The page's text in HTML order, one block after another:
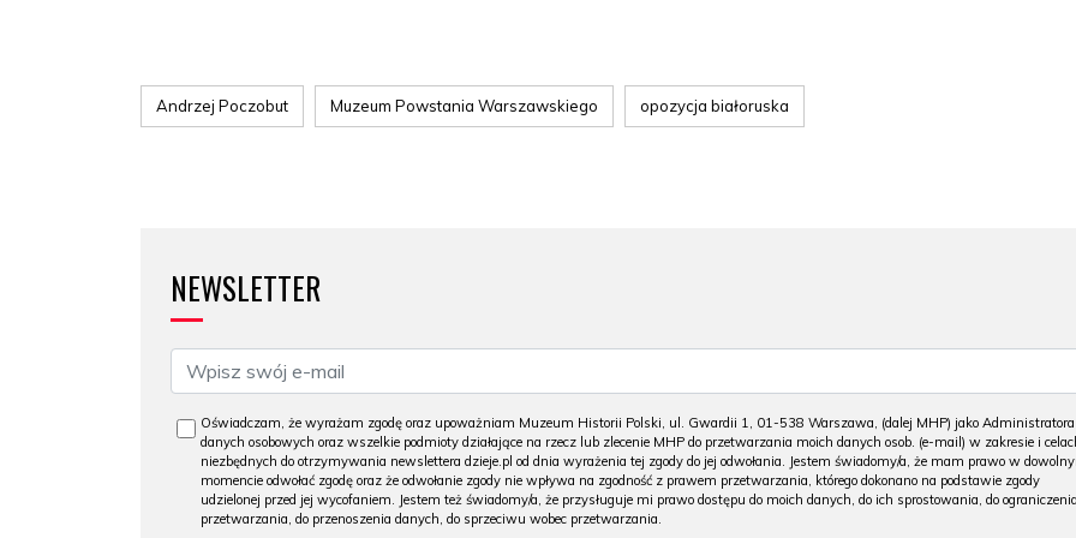
Andrzej Poczobut Muzeum Powstania Warszawskiego opozycja białoruska
NEWSLETTER
Oświadczam, że wyrażam zgodę oraz upoważniam Muzeum Historii Polski, ul. Gwardii 1, 01-538 Warszawa, (dalej MHP) jako Administratora
danych osobowych oraz wszelkie podmioty działające na rzecz lub zlecenie MHP do przetwarzania moich danych osob. (e-mail) w zakresie i
niezbędnych do otrzymywania newslettera dzieje.pl od dnia wyrażenia tej zgody do jej odwołania. Jestem świadomy/a, że mam prawo w
momencie odwołać zgodę oraz że odwołanie zgody nie wpływa na zgodność z prawem przetwarzania, którego dokonano na podstawie zgody
udzielonej przed jej wycofaniem. Jestem też świadomy/a, że przysługuje mi prawo dostępu do moich danych, do ich sprostowania, do ograniczenia
przetwarzania, do przenoszenia danych, do sprzeciwu wobec przetwarzania.